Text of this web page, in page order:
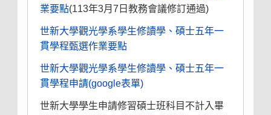
業要點(113年3月7日教務會議修訂通過)
世新大學觀光學系學生修讀學、碩士五年一
貫學程甄選作業要點
世新大學觀光學系學生修讀學、碩士五年一
貫學程申請(google表單)
世新大學學生申請修習碩士班科目不計入畢